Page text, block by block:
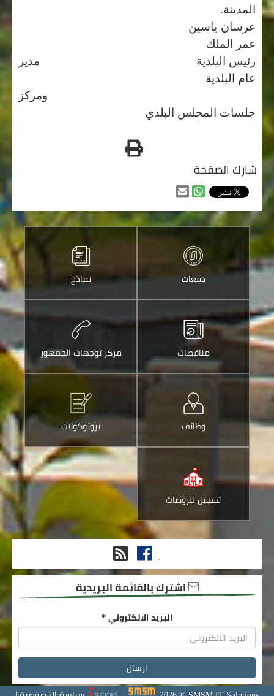
المدينة.
عرسان ياسين
عمر الملك
رئيس البلدية مدير
عام البلدية
ومركز
جلسات المجلس البلدي
طباعه
شارك الصفحة
مشاركه
من
خلال
الواتس
اب
مشاركه
من
خلال
عبر
البريد
الالكتروني
دفعات نماذج
مناقصات مركز توجهات الجمهور
وظائف بروتوكولات
تسجيل للروضات
. فيس
بوك
RSS
اشترك بالقائمة البريدية
البريد الالكتروني*